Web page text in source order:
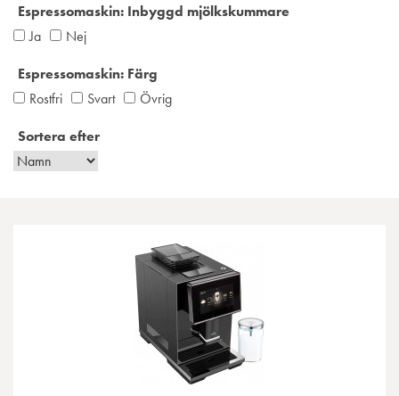
Espressomaskin: Inbyggd mjölkskummare
Ja
Nej
Espressomaskin: Färg
Rostfri
Svart
Övrig
Sortera efter